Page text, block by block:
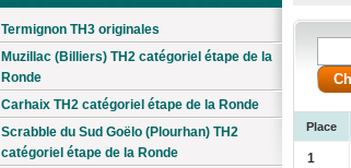
Termignon TH3 originales
Muzillac (Billiers) TH2 catégoriel étape de la
Ronde
Carhaix TH2 catégoriel étape de la Ronde
Scrabble du Sud Goëlo (Plourhan) TH2
catégoriel étape de la Ronde
Place
1